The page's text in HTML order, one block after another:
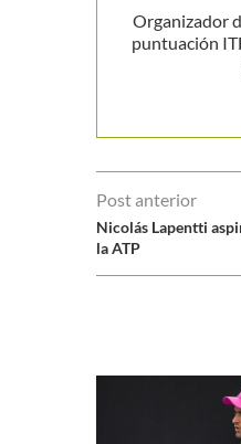
Organizador
puntuación
Post anterior
Nicolás Lapentti
la ATP